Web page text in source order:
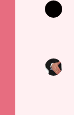
e